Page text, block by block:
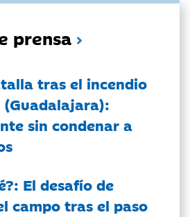
prensa
tras el incendio
(Guadalajara):
sin condenar a
El desafío de
campo tras el paso